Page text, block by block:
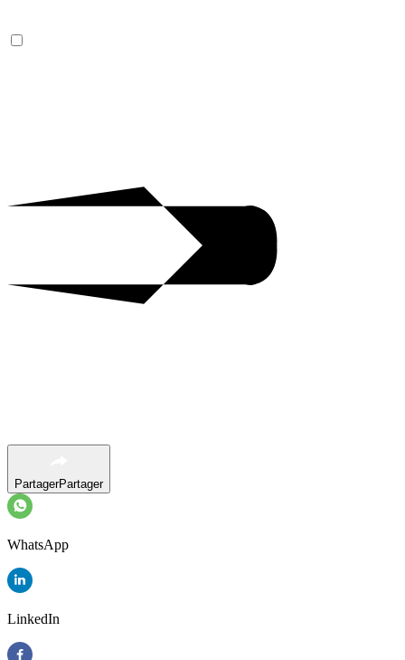
PartagerPartager
WhatsApp
LinkedIn